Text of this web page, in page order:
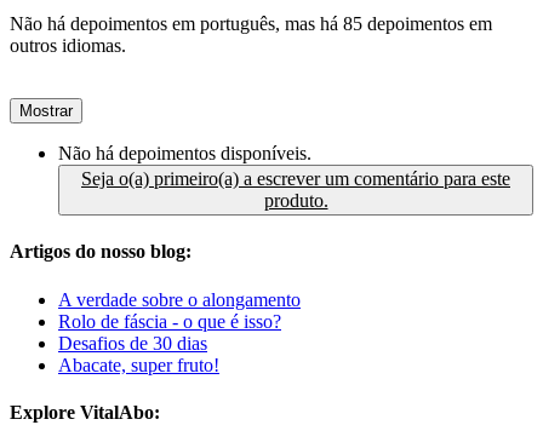
Não há depoimentos em português, mas há 85 depoimentos em
outros idiomas.
Mostrar
Não há depoimentos disponíveis.
Seja o(a) primeiro(a) a escrever um comentário para este
produto.
Artigos do nosso blog:
A verdade sobre o alongamento
Rolo de fáscia - o que é isso?
Desafios de 30 dias
Abacate, super fruto!
Explore VitalAbo: